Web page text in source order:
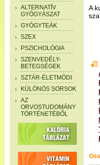
ALTERNATÍV
GYÓGYÁSZAT
GYÓGYTEÁK
SZEX
PSZICHOLÓGIA
SZENVEDÉLY-
BETEGSÉGEK
SZTÁR-ÉLETMÓDI
KÜLÖNÖS SORSOK
AZ
ORVOSTUDOMÁNY
TÖRTÉNETÉBŐL
A